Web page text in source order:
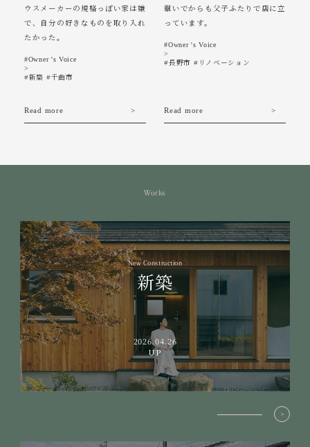
ウスメーカーの規格っぽい家は嫌
で、自分の好きなものを取り入れ
たかった。
#Owner 's Voice
>
#新築 #千曲市
Read more
継いでからも父子ふたりで店に立
っています。
#Owner 's Voice
>
#長野市 #リノベーション
Read more
Works
New Construction
新築
2026.04.26
UP